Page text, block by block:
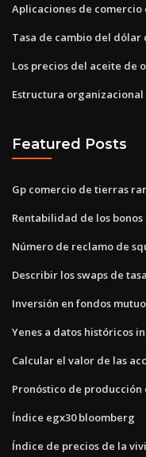
Aplicaciones de
Tasa de cambio del
Los precios del aceite de
Estructura
Featured Posts
Gp comercio de tierras
Rentabilidad de los bonos
Número de reclamo de
Describir los swaps de
Inversión en fondos
Yenes a datos históricos
Calcular el valor de las
Pronóstico de producción
Índice egx30 bloomberg
Índice de precios de la